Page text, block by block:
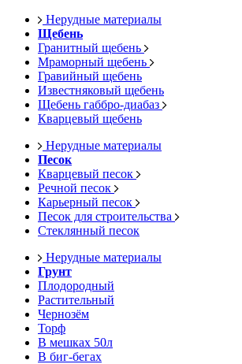
Нерудные материалы
Щебень
Гранитный щебень
Мраморный щебень
Гравийный щебень
Известняковый щебень
Щебень габбро-диабаз
Кварцевый щебень
Нерудные материалы
Песок
Кварцевый песок
Речной песок
Карьерный песок
Песок для строительства
Стеклянный песок
Нерудные материалы
Грунт
Плодородный
Растительный
Чернозём
Торф
В мешках 50л
В биг-бегах